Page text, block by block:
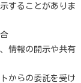
することがありま
情報の開示や共有
からの委託を受け